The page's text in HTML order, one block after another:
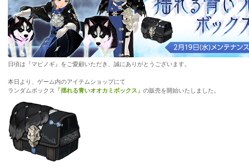
日頃は『マビノギ』をご愛顧いただき、誠にありがとうございます。
本日より、ゲーム内のアイテムショップにて
ランダムボックス 「揺れる青いオオカミボックス」 の販売を開始いたしました。